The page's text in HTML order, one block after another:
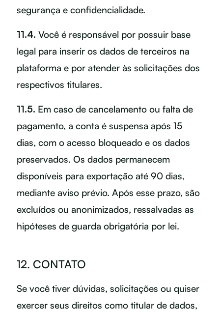
segurança e confidencialidade.
11.4. Você é responsável por possuir base
legal para inserir os dados de terceiros na
plataforma e por atender às solicitações dos
respectivos titulares.
11.5. Em caso de cancelamento ou falta de
pagamento, a conta é suspensa após 15
dias, com o acesso bloqueado e os dados
preservados. Os dados permanecem
disponíveis para exportação até 90 dias,
mediante aviso prévio. Após esse prazo, são
excluídos ou anonimizados, ressalvadas as
hipóteses de guarda obrigatória por lei.
12. CONTATO
Se você tiver dúvidas, solicitações ou quiser
exercer seus direitos como titular de dados,